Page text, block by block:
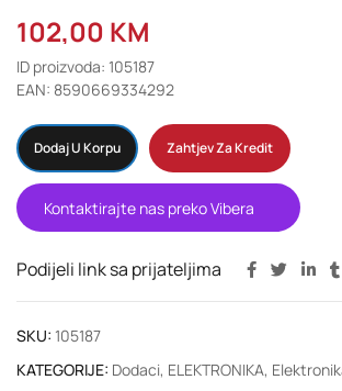
102,00 KM
ID proizvoda: 105187
EAN: 8590669334292
Dodaj U Korpu Zahtjev Za Kredit
Kontaktirajte nas preko Vibera
Podijeli link sa prijateljima
SKU: 105187
KATEGORIJE: Dodaci, ELEKTRONIKA,